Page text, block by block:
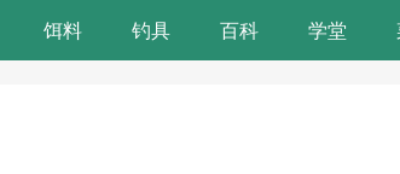
饵料 钓具 百科 学堂